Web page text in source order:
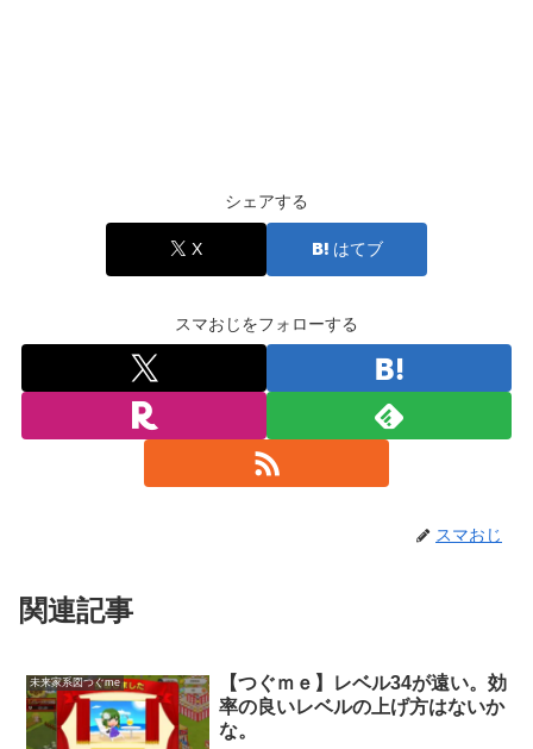
シェアする
X はてブ
スマおじをフォローする
スマおじ
関連記事
未来家系図つぐme
【つぐｍｅ】レベル34が遠い。効
率の良いレベルの上げ方はないか
な。